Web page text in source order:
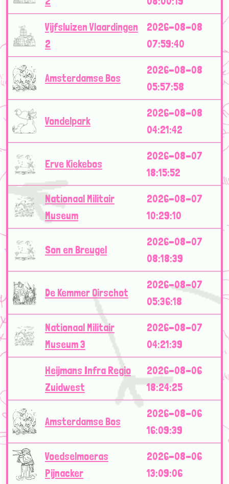
Vijfsluizen Vlaardingen
2
2026-08-08
07:59:40
Amsterdamse Bos
2026-08-08
05:57:58
Vondelpark
2026-08-08
04:21:42
Erve Kiekebos
2026-08-07
18:15:52
Nationaal Militair
Museum
2026-08-07
10:29:10
Son en Breugel
2026-08-07
08:18:39
De Kemmer Oirschot
2026-08-07
05:36:18
Nationaal Militair
Museum 3
2026-08-07
04:21:39
Heijmans Infra Regio
Zuidwest
2026-08-06
18:24:25
Amsterdamse Bos
2026-08-06
16:09:39
Voedselmoeras
Pijnacker
2026-08-06
13:09:06